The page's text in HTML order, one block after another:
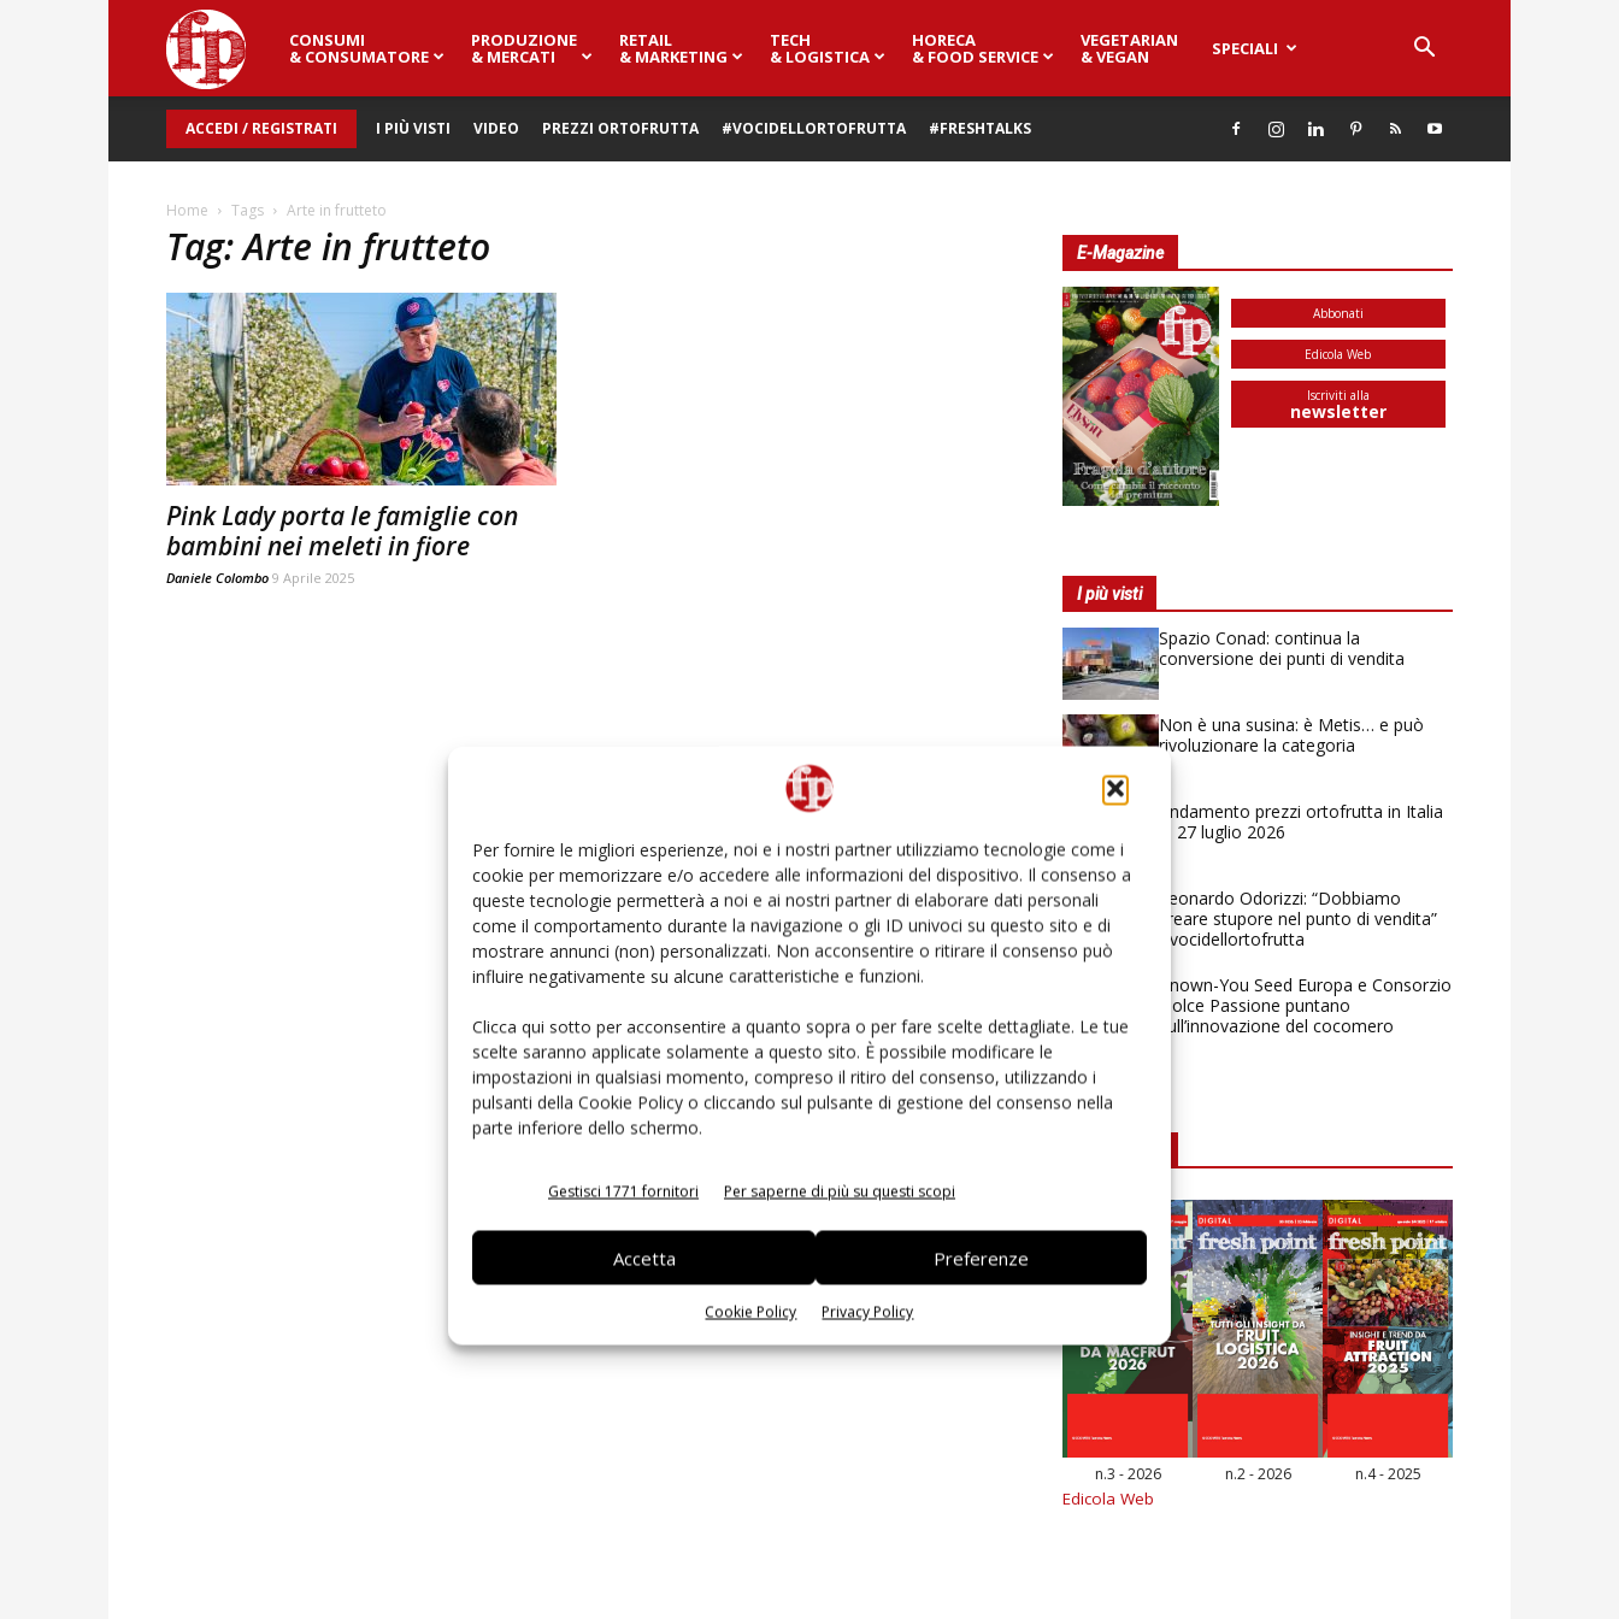
Per fornire le migliori esperienze, noi e i nostri partner utilizziamo tecnologie come i
cookie per memorizzare e/o accedere alle informazioni del dispositivo. Il consenso a
queste tecnologie permetterà a noi e ai nostri partner di elaborare dati personali
come il comportamento durante la navigazione o gli ID univoci su questo sito e di
mostrare annunci (non) personalizzati. Non acconsentire o ritirare il consenso può
influire negativamente su alcune caratteristiche e funzioni.
Clicca qui sotto per acconsentire a quanto sopra o per fare scelte dettagliate. Le tue
scelte saranno applicate solamente a questo sito. È possibile modificare le
impostazioni in qualsiasi momento, compreso il ritiro del consenso, utilizzando i
pulsanti della Cookie Policy o cliccando sul pulsante di gestione del consenso nella
parte inferiore dello schermo.
Gestisci 1771 fornitori Per saperne di più su questi scopi
Accetta Preferenze
Cookie Policy Privacy Policy
Fresh
Point
Magazine
CONSUMI
& CONSUMATORE
PRODUZIONE
& MERCATI
RETAIL
& MARKETING
TECH
& LOGISTICA
HORECA
& FOOD SERVICE
VEGETARIAN
& VEGAN SPECIALI
ACCEDI / REGISTRATI I PIÙ VISTI VIDEO PREZZI ORTOFRUTTA #VOCIDELLORTOFRUTTA #FRESHTALKS
Home Tags Arte in frutteto
Tag: Arte in frutteto
Pink Lady porta le famiglie con
bambini nei meleti in fiore
Daniele Colombo 9 Aprile 2025
E-Magazine
Abbonati
Edicola Web
Iscriviti alla
newsletter
I più visti
Spazio Conad: continua la
conversione dei punti di vendita
Non è una susina: è Metis… e può
rivoluzionare la categoria
Andamento prezzi ortofrutta in Italia
al 27 luglio 2026
Leonardo Odorizzi: “Dobbiamo
creare stupore nel punto di vendita”
#vocidellortofrutta
Known-You Seed Europa e Consorzio
Dolce Passione puntano
sull’innovazione del cocomero
n.3 - 2026 n.2 - 2026 n.4 - 2025
Edicola Web